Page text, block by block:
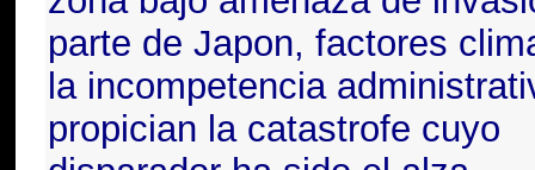
parte de Japon, factores
la incompetencia
propician la catastrofe cuyo